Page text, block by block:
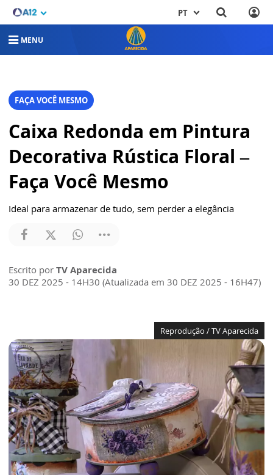
PT
MENU
FAÇA VOCÊ MESMO
Caixa Redonda em Pintura
Decorativa Rústica Floral –
Faça Você Mesmo
Ideal para armazenar de tudo, sem perder a elegância
Escrito por TV Aparecida
30 DEZ 2025 - 14H30 (Atualizada em 30 DEZ 2025 - 16H47)
Reprodução / TV Aparecida